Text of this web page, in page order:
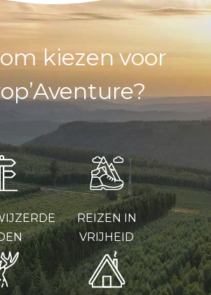
kiezen voor
REIZEN IN
VRIJHEID